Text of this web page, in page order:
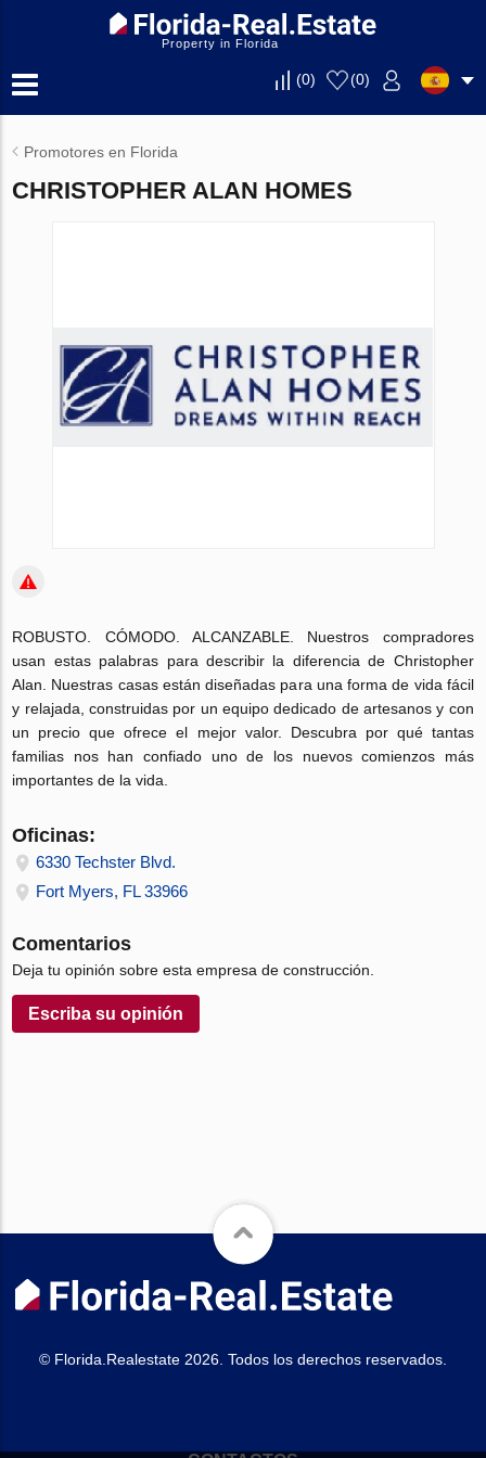
Property in Florida
(0) (0)
Promotores en Florida
CHRISTOPHER ALAN HOMES
ROBUSTO. CÓMODO. ALCANZABLE. Nuestros compradores
usan estas palabras para describir la diferencia de Christopher
Alan. Nuestras casas están diseñadas para una forma de vida fácil
y relajada, construidas por un equipo dedicado de artesanos y con
un precio que ofrece el mejor valor. Descubra por qué tantas
familias nos han confiado uno de los nuevos comienzos más
importantes de la vida.
Oficinas:
6330 Techster Blvd.
Fort Myers, FL 33966
Comentarios
Deja tu opinión sobre esta empresa de construcción.
Escriba su opinión
© Florida.Realestate 2026. Todos los derechos reservados.